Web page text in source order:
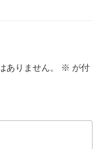
ありません。 ※ が付